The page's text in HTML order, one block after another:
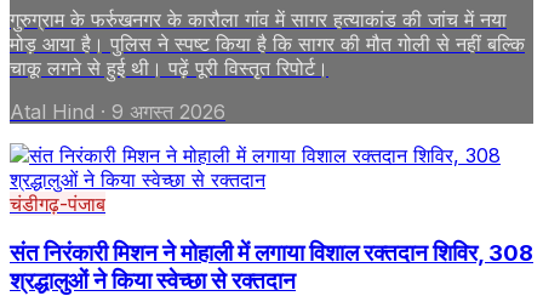
गुरुग्राम के फर्रुखनगर के कारौला गांव में सागर हत्याकांड की जांच में नया
मोड़ आया है। पुलिस ने स्पष्ट किया है कि सागर की मौत गोली से नहीं बल्कि
चाकू लगने से हुई थी। पढ़ें पूरी विस्तृत रिपोर्ट।
Atal Hind · 9 अगस्त 2026
चंडीगढ़-पंजाब
संत निरंकारी मिशन ने मोहाली में लगाया विशाल रक्तदान शिविर, 308
श्रद्धालुओं ने किया स्वेच्छा से रक्तदान